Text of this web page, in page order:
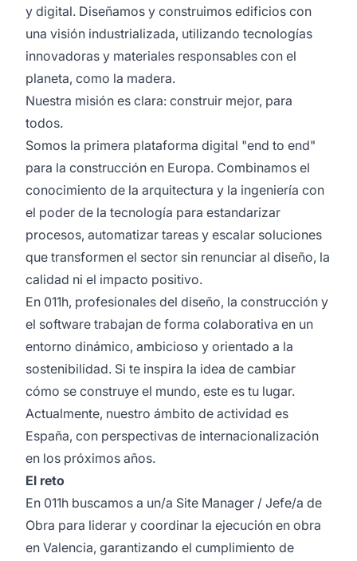
y digital. Diseñamos y construimos edificios con
una visión industrializada, utilizando tecnologías
innovadoras y materiales responsables con el
planeta, como la madera.
Nuestra misión es clara: construir mejor, para
todos.
Somos la primera plataforma digital "end to end"
para la construcción en Europa. Combinamos el
conocimiento de la arquitectura y la ingeniería con
el poder de la tecnología para estandarizar
procesos, automatizar tareas y escalar soluciones
que transformen el sector sin renunciar al diseño, la
calidad ni el impacto positivo.
En 011h, profesionales del diseño, la construcción y
el software trabajan de forma colaborativa en un
entorno dinámico, ambicioso y orientado a la
sostenibilidad. Si te inspira la idea de cambiar
cómo se construye el mundo, este es tu lugar.
Actualmente, nuestro ámbito de actividad es
España, con perspectivas de internacionalización
en los próximos años.
El reto
En 011h buscamos a un/a Site Manager / Jefe/a de
Obra para liderar y coordinar la ejecución en obra
en Valencia, garantizando el cumplimiento de